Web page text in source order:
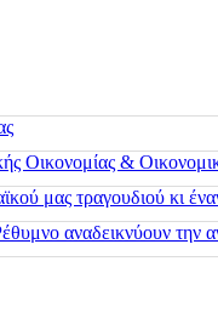
Οικονομίας &
μας τραγουδιού κι
αναδεικνύουν την